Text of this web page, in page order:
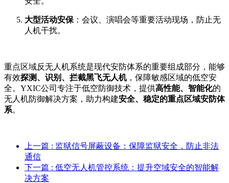
大型活动安保 ：会议、演唱会等重要活动现场，防止无
人机干扰。
重点区域反无人机系统是现代安防体系的重要组成部分，能够
有效探测、识别、拦截黑飞无人机，保障敏感区域的低空安
全。YXIC公司专注于低空防御技术，提供高性能、智能化的
无人机防御解决方案，助力构建安全、稳定的重点区域安防体
系。
上一篇 : 监狱信号屏蔽设备：保障监狱安全，防止非法
通信
下一篇 : 低空无人机管控系统：提升空域安全的智能解
决方案